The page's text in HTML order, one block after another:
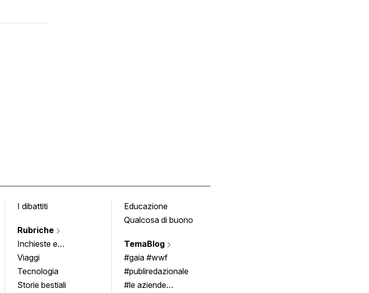
I dibattiti
Rubriche
Inchieste e
approfondimenti
Viaggi
Tecnologia
Storie bestiali
Educazione
Qualcosa di buono
TemaBlog
#gaia #wwf
#publiredazionale
#le aziende